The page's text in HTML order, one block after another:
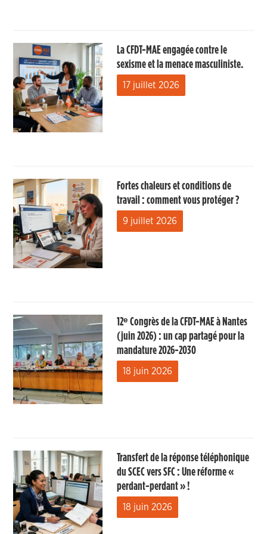
La CFDT-MAE engagée contre le
sexisme et la menace masculiniste.
17 juillet 2026
Fortes chaleurs et conditions de
travail : comment vous protéger ?
9 juillet 2026
12ᵉ Congrès de la CFDT-MAE à Nantes
(juin 2026) : un cap partagé pour la
mandature 2026-2030
18 juin 2026
Transfert de la réponse téléphonique
du SCEC vers SFC : Une réforme «
perdant-perdant » !
18 juin 2026